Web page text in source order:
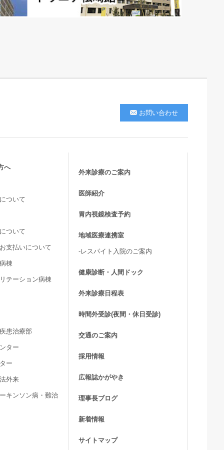
お問い合わせ
へ
ついて
ついて
支払いについて
棟
テーション病棟
患治療部
ター
ー
外来
キンソン病・難治
外来診療のご案内
医師紹介
胃内視鏡検査予約
地域医療連携室
-レスパイト入院のご案内
健康診断・人間ドック
外来診療日程表
時間外受診(夜間・休日受診)
交通のご案内
採用情報
広報誌かがやき
理事長ブログ
新着情報
サイトマップ